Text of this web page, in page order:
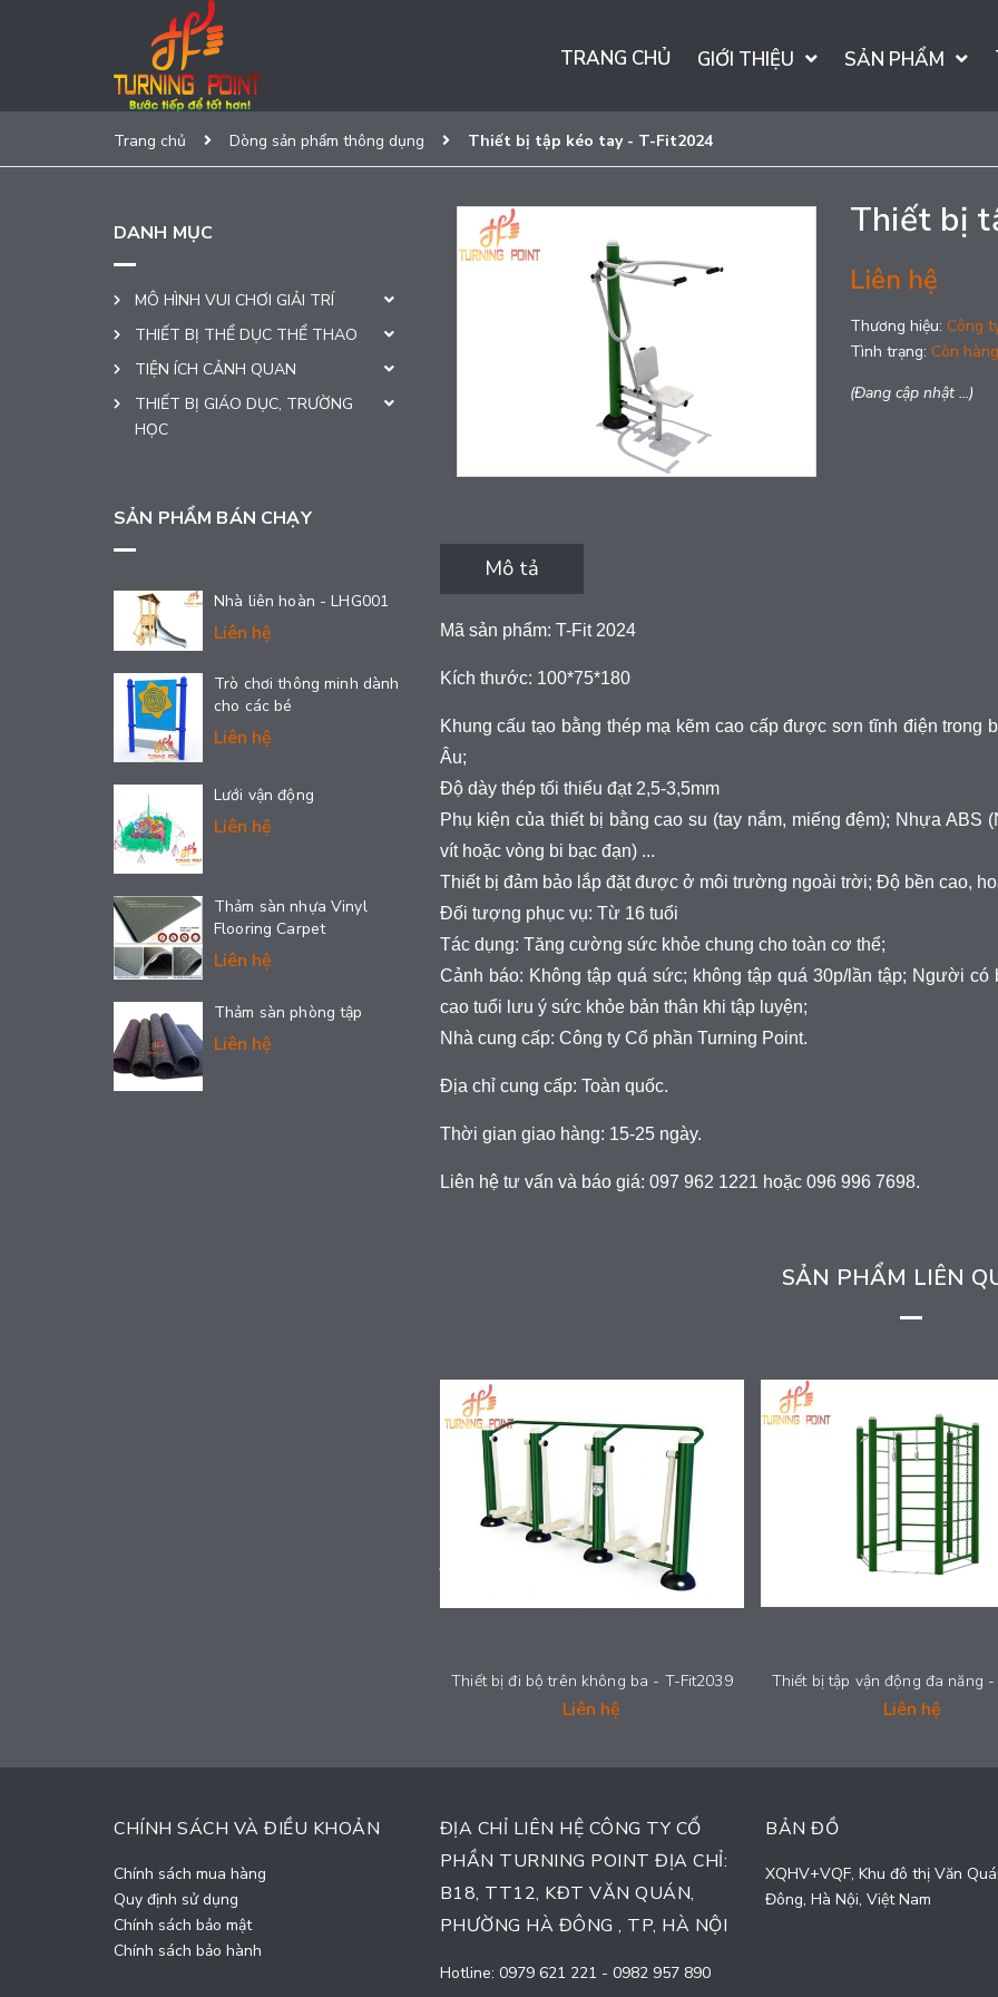
TRANG CHỦ GIỚI THIỆU SẢN PHẨM
Trang chủ Dòng sản phẩm thông dụng Thiết bị tập kéo tay - T-Fit2024
Thiết bị
Liên hệ
Thương hiệu: Công
Tình trạng: Còn hàng
(Đang cập nhật ...)
Mô tả
Mã sản phẩm: T-Fit 2024
Kích thước: 100*75*180
Khung cấu tạo bằng thép mạ kẽm cao cấp được sơn tĩnh điện trong
Âu;
Độ dày thép tối thiểu đạt 2,5-3,5mm
Phụ kiện của thiết bị bằng cao su (tay nắm, miếng đệm); Nhựa ABS
vít hoặc vòng bi bạc đạn) ...
Thiết bị đảm bảo lắp đặt được ở môi trường ngoài trời; Độ bền cao,
Đối tượng phục vụ: Từ 16 tuổi
Tác dụng: Tăng cường sức khỏe chung cho toàn cơ thể;
Cảnh báo: Không tập quá sức; không tập quá 30p/lần tập; Người
cao tuổi lưu ý sức khỏe bản thân khi tập luyện;
Nhà cung cấp: Công ty Cổ phần Turning Point.
Địa chỉ cung cấp: Toàn quốc.
Thời gian giao hàng: 15-25 ngày.
Liên hệ tư vấn và báo giá: 097 962 1221 hoặc 096 996 7698.
SẢN PHẨM LIÊN
Thiết bị đi bộ trên không ba - T-Fit2039
Liên hệ Liên hệ
DANH MỤC
MÔ HÌNH VUI CHƠI GIẢI TRÍ
THIẾT BỊ THỂ DỤC THỂ THAO
TIỆN ÍCH CẢNH QUAN
THIẾT BỊ GIÁO DỤC, TRƯỜNG
HỌC
SẢN PHẨM BÁN CHẠY
Nhà liên hoàn - LHG001
Liên hệ
Trò chơi thông minh dành
cho các bé
Liên hệ
Lưới vận động
Liên hệ
Thảm sàn nhựa Vinyl
Flooring Carpet
Liên hệ
Thảm sàn phòng tập
Liên hệ
CHÍNH SÁCH VÀ ĐIỀU KHOẢN
Chính sách mua hàng
Quy định sử dụng
Chính sách bảo mật
Chính sách bảo hành
ĐỊA CHỈ LIÊN HỆ CÔNG TY CỔ
PHẦN TURNING POINT ĐỊA CHỈ:
B18, TT12, KĐT VĂN QUÁN,
PHƯỜNG HÀ ĐÔNG , TP, HÀ NỘI
Hotline: 0979 621 221 - 0982 957 890
BẢN ĐỒ
XQHV+VQF, Khu đô thị Văn
Đông, Hà Nội, Việt Nam